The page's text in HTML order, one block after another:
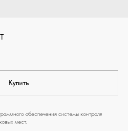
Купить
обеспечения системы контроля
мест.